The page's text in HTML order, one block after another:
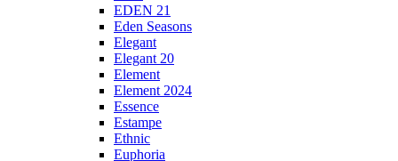
EDEN 21
Eden Seasons
Elegant
Elegant 20
Element
Element 2024
Essence
Estampe
Ethnic
Euphoria